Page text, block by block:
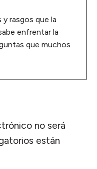
rasgos que la
enfrentar la
que muchos
no será
están